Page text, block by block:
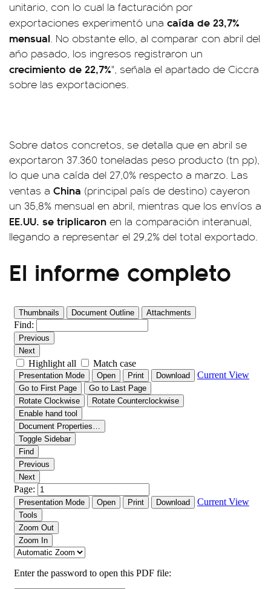
unitario, con lo cual la facturación por
exportaciones experimentó una caída de 23,7%
mensual. No obstante ello, al comparar con abril del
año pasado, los ingresos registraron un
crecimiento de 22,7%", señala el apartado de Ciccra
sobre las exportaciones.
Sobre datos concretos, se detalla que en abril se
exportaron 37.360 toneladas peso producto (tn pp),
lo que una caída del 27,0% respecto a marzo. Las
ventas a China (principal país de destino) cayeron
un 35,8% mensual en abril, mientras que los envíos a
EE.UU. se triplicaron en la comparación interanual,
llegando a representar el 29,2% del total exportado.
El informe completo